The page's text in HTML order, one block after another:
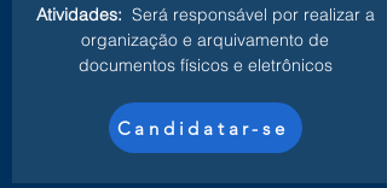
Atividades: Será responsável por realizar a
organização e arquivamento de
documentos físicos e eletrônicos
Candidatar-se